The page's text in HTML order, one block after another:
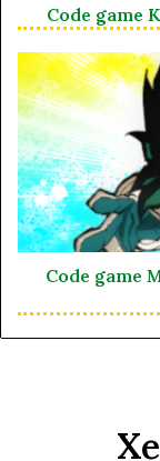
Code game
Code game